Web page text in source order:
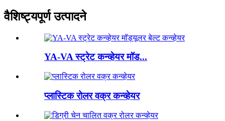
वैशिष्ट्यपूर्ण उत्पादने
YA-VA स्ट्रेट कन्व्हेयर मॉड...
प्लास्टिक रोलर वक्र कन्व्हेयर